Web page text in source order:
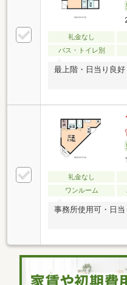
礼金なし
バス・トイレ別
最上階・日当り良
礼金なし
ワンルーム
事務所使用可・日